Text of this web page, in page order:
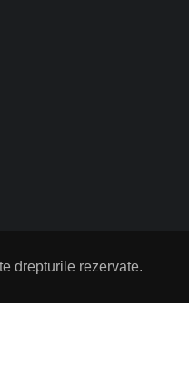
drepturile rezervate.